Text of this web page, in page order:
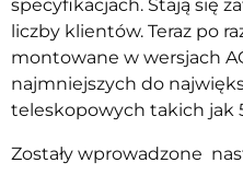
specyfikacjach. Stają się
liczby klientów. Teraz po
montowane w wersjach
najmniejszych do
teleskopowych takich jak
Zostały wprowadzone